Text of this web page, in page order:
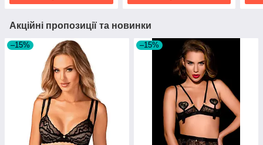
Акційні пропозиції та новинки
–15% –15%